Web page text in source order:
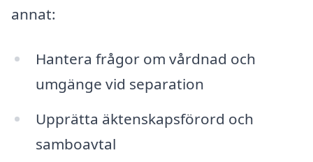
annat:
Hantera frågor om vårdnad och
umgänge vid separation
Upprätta äktenskapsförord och
samboavtal